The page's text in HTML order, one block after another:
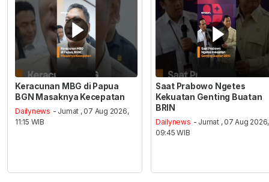
Keracunan MBG di Papua
BGN Masaknya Kecepatan
Dailynews - Jumat , 07 Aug 2026,
11:15 WIB
Saat Prabowo Ngetes
Kekuatan Genting Buatan
BRIN
Dailynews - Jumat , 07 Aug 2026,
09:45 WIB